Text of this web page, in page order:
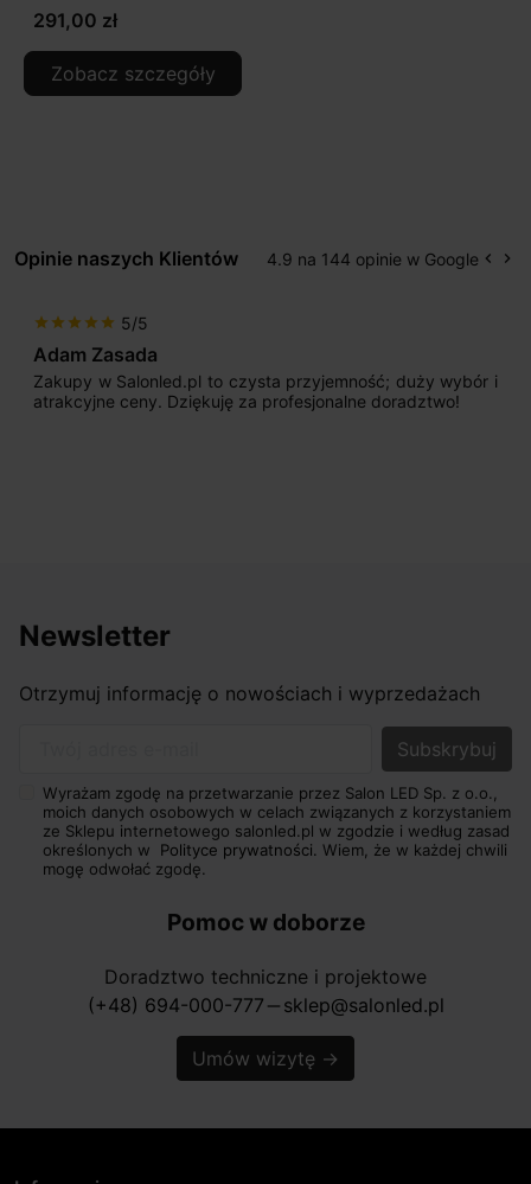
291,00 zł
Zobacz szczegóły
Opinie naszych Klientów 4.9 na 144 opinie w Google keyboard_arrow_left keyboard_arrow_right
star star star star star 5/5
Adam Zasada
Zakupy w Salonled.pl to czysta przyjemność; duży wybór i
atrakcyjne ceny. Dziękuję za profesjonalne doradztwo!
Newsletter
Otrzymuj informację o nowościach i wyprzedażach
Wyrażam zgodę na przetwarzanie przez Salon LED Sp. z o.o.,
moich danych osobowych w celach związanych z korzystaniem
ze Sklepu internetowego salonled.pl w zgodzie i według zasad
określonych w Polityce prywatności. Wiem, że w każdej chwili
mogę odwołać zgodę.
Pomoc w doborze
Doradztwo techniczne i projektowe
(+48) 694-000-777 horizontal_rule sklep@salonled.pl
Umów wizytę →